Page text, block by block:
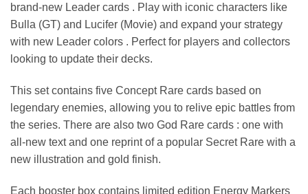
brand-new Leader cards . Play with iconic characters like
Bulla (GT) and Lucifer (Movie) and expand your strategy
with new Leader colors . Perfect for players and collectors
looking to update their decks.
This set contains five Concept Rare cards based on
legendary enemies, allowing you to relive epic battles from
the series. There are also two God Rare cards : one with
all-new text and one reprint of a popular Secret Rare with a
new illustration and gold finish.
Each booster box contains limited edition Energy Markers